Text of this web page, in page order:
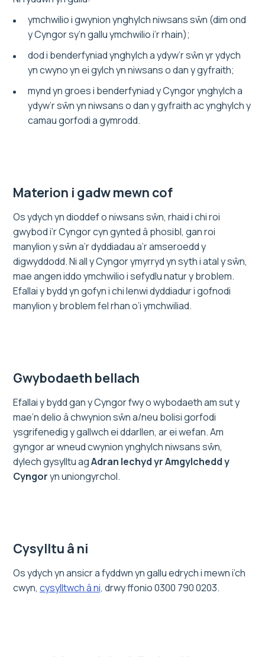
ymchwilio i gwynion ynghylch niwsans sŵn (dim ond
y Cyngor sy’n gallu ymchwilio i’r rhain);
dod i benderfyniad ynghylch a ydyw’r sŵn yr ydych
yn cwyno yn ei gylch yn niwsans o dan y gyfraith;
mynd yn groes i benderfyniad y Cyngor ynghylch a
ydyw’r sŵn yn niwsans o dan y gyfraith ac ynghylch y
camau gorfodi a gymrodd.
Materion i gadw mewn cof
Os ydych yn dioddef o niwsans sŵn, rhaid i chi roi
gwybod i’r Cyngor cyn gynted â phosibl, gan roi
manylion y sŵn a’r dyddiadau a’r amseroedd y
digwyddodd. Ni all y Cyngor ymyrryd yn syth i atal y sŵn,
mae angen iddo ymchwilio i sefydlu natur y broblem.
Efallai y bydd yn gofyn i chi lenwi dyddiadur i gofnodi
manylion y broblem fel rhan o’i ymchwiliad.
Gwybodaeth bellach
Efallai y bydd gan y Cyngor fwy o wybodaeth am sut y
mae’n delio â chwynion sŵn a/neu bolisi gorfodi
ysgrifenedig y gallwch ei ddarllen, ar ei wefan. Am
gyngor ar wneud cwynion ynghylch niwsans sŵn,
dylech gysylltu agAdran Iechyd yr Amgylchedd y
Cyngoryn uniongyrchol.
Cysylltu â ni
Os ydych yn ansicr a fyddwn yn gallu edrych i mewn i’ch
cwyn, cysylltwch â ni, drwy ffonio 0300 790 0203.